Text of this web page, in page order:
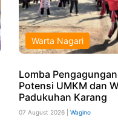
Warta Nagari
Lomba
Potensi UMKM dan
Padukuhan Karang
07 August 2026 | Wagino